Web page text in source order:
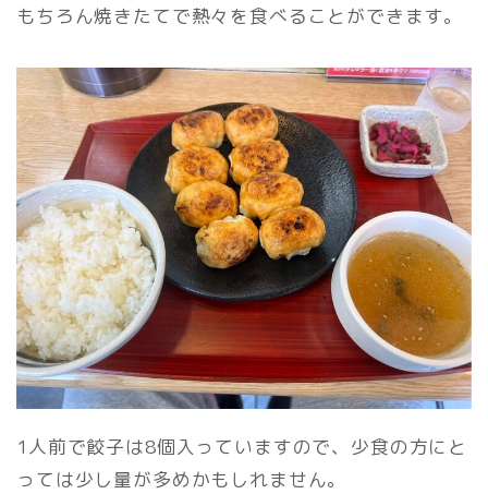
もちろん焼きたてで熱々を食べることができます。
1人前で餃子は8個入っていますので、少食の方にと
っては少し量が多めかもしれません。